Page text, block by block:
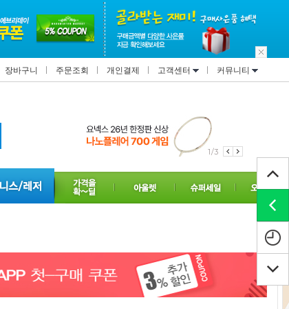
장바구니 주문조회 개인결제 고객센터 커뮤니티
1/3